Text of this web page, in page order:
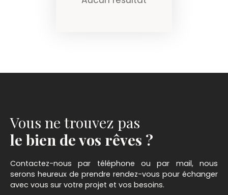
Vous ne trouvez pas
le bien de vos rêves ?
Contactez-nous par téléphone ou par mail, nous
serons heureux de prendre rendez-vous pour échanger
avec vous sur votre projet et vos besoins.